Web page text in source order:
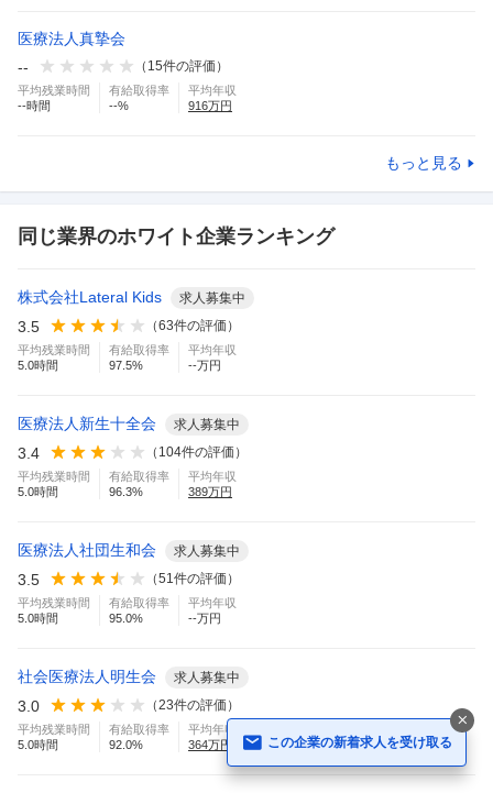
医療法人真摯会
--
（ 15件の評価）
平均残業時間
--時間
有給取得率
--%
平均年収
916万円
もっと見る
同じ業界のホワイト企業ランキング
株式会社Lateral Kids 求人募集中
3.5 （63件の評価）
平均残業時間
5.0時間
有給取得率
97.5%
平均年収
--万円
医療法人新生十全会 求人募集中
3.4 （ 104件の評価）
平均残業時間
5.0時間
有給取得率
96.3%
平均年収
389万円
医療法人社団生和会 求人募集中
3.5 （51件の評価）
平均残業時間
5.0時間
有給取得率
95.0%
平均年収
--万円
社会医療法人明生会 求人募集中
3.0 （23件の評価）
平均残業時間
5.0時間
有給取得率
92.0%
平均年収
364万円 この企業の新着求人を受け取る